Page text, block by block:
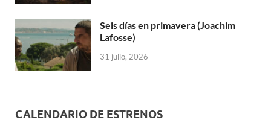
Seis días en primavera (Joachim
Lafosse)
31 julio, 2026
CALENDARIO DE ESTRENOS